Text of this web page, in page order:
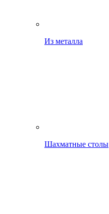
Из металла
Шахматные столы